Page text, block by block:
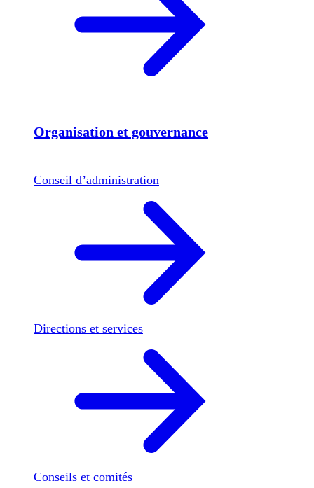
Organisation et gouvernance
Conseil d’administration
Directions et services
Conseils et comités